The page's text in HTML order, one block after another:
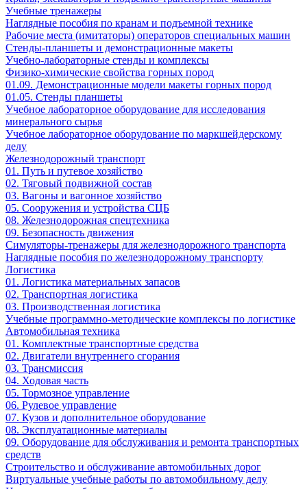
Учебные тренажеры
Наглядные пособия по кранам и подъемной технике
Рабочие места (имитаторы) операторов специальных машин
Стенды-планшеты и демонстрационные макеты
Учебно-лабораторные стенды и комплексы
Физико-химические свойства горных пород
01.09. Демонстрационные модели макеты горных пород
01.05. Стенды планшеты
Учебное лабораторное оборудование для исследования
минерального сырья
Учебное лабораторное оборудование по маркшейдерскому
делу
Железнодорожный транспорт
01. Путь и путевое хозяйство
02. Тяговый подвижной состав
03. Вагоны и вагонное хозяйство
05. Сооружения и устройства СЦБ
08. Железнодорожная спецтехника
09. Безопасность движения
Симуляторы-тренажеры для железнодорожного транспорта
Наглядные пособия по железнодорожному транспорту
Логистика
01. Логистика материальных запасов
02. Транспортная логистика
03. Производственная логистика
Учебные программно-методические комплексы по логистике
Автомобильная техника
01. Комплектные транспортные средства
02. Двигатели внутреннего сгорания
03. Трансмиссия
04. Ходовая часть
05. Тормозное управление
06. Рулевое управление
07. Кузов и дополнительное оборудование
08. Эксплуатационные материалы
09. Оборудование для обслуживания и ремонта транспортных
средств
Строительство и обслуживание автомобильных дорог
Виртуальные учебные работы по автомобильному делу